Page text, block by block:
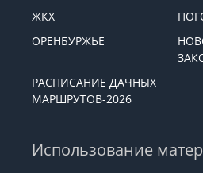
ЖКХ
ОРЕНБУРЖЬЕ
РАСПИСАНИЕ ДАЧНЫХ
МАРШРУТОВ-2026
Использование